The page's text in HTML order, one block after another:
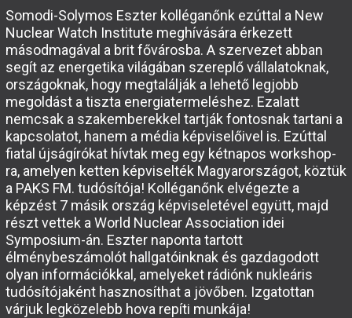
Somodi-Solymos Eszter kolléganőnk ezúttal a New
Nuclear Watch Institute meghívására érkezett
másodmagával a brit fővárosba. A szervezet abban
segít az energetika világában szereplő vállalatoknak,
országoknak, hogy megtalálják a lehető legjobb
megoldást a tiszta energiatermeléshez. Ezalatt
nemcsak a szakemberekkel tartják fontosnak tartani a
kapcsolatot, hanem a média képviselőivel is. Ezúttal
fiatal újságírókat hívtak meg egy kétnapos workshop-
ra, amelyen ketten képviselték Magyarországot, köztük
a PAKS FM. tudósítója! Kolléganőnk elvégezte a
képzést 7 másik ország képviseletével együtt, majd
részt vettek a World Nuclear Association idei
Symposium-án. Eszter naponta tartott
élménybeszámolót hallgatóinknak és gazdagodott
olyan információkkal, amelyeket rádiónk nukleáris
tudósítójaként hasznosíthat a jövőben. Izgatottan
várjuk legközelebb hova repíti munkája!